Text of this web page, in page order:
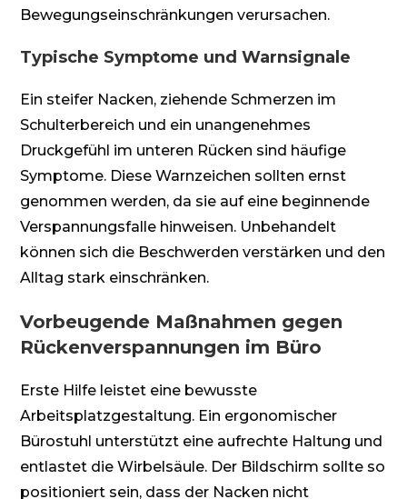
Bewegungseinschränkungen verursachen.
Typische Symptome und Warnsignale
Ein steifer Nacken, ziehende Schmerzen im
Schulterbereich und ein unangenehmes
Druckgefühl im unteren Rücken sind häufige
Symptome. Diese Warnzeichen sollten ernst
genommen werden, da sie auf eine beginnende
Verspannungsfalle hinweisen. Unbehandelt
können sich die Beschwerden verstärken und den
Alltag stark einschränken.
Vorbeugende Maßnahmen gegen
Rückenverspannungen im Büro
Erste Hilfe leistet eine bewusste
Arbeitsplatzgestaltung. Ein ergonomischer
Bürostuhl unterstützt eine aufrechte Haltung und
entlastet die Wirbelsäule. Der Bildschirm sollte so
positioniert sein, dass der Nacken nicht